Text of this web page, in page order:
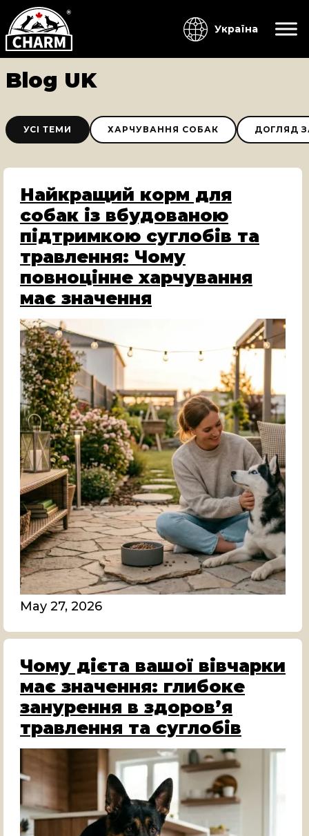
Україна
Blog UK
УСІ ТЕМИ ХАРЧУВАННЯ СОБАК ДОГЛЯД
Найкращий корм для
собак із вбудованою
підтримкою суглобів та
травлення: Чому
повноцінне харчування
має значення
May 27, 2026
Чому дієта вашої вівчарки
має значення: глибоке
занурення в здоров’я
травлення та суглобів